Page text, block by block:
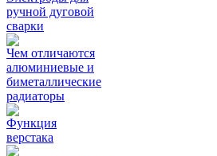
ручной дуговой
сварки
Чем отличаются
алюминиевые и
биметаллические
радиаторы
Функция
верстака